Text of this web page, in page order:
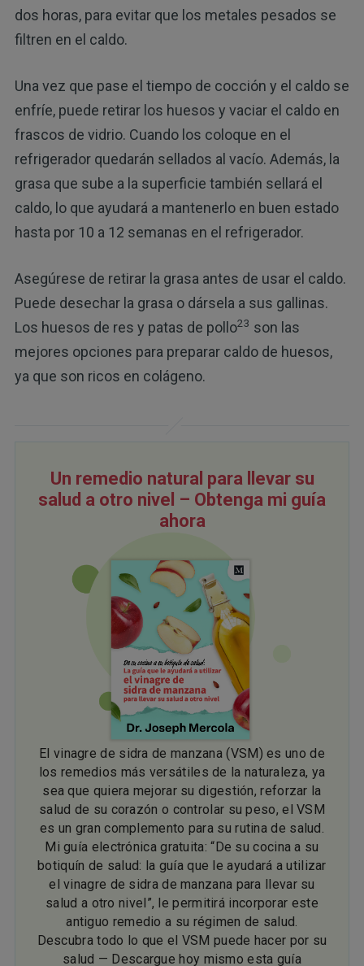
dos horas, para evitar que los metales pesados se
filtren en el caldo.
Una vez que pase el tiempo de cocción y el caldo se
enfríe, puede retirar los huesos y vaciar el caldo en
frascos de vidrio. Cuando los coloque en el
refrigerador quedarán sellados al vacío. Además, la
grasa que sube a la superficie también sellará el
caldo, lo que ayudará a mantenerlo en buen estado
hasta por 10 a 12 semanas en el refrigerador.
Asegúrese de retirar la grasa antes de usar el caldo.
Puede desechar la grasa o dársela a sus gallinas.
Los huesos de res y patas de pollo23 son las
mejores opciones para preparar caldo de huesos,
ya que son ricos en colágeno.
Un remedio natural para llevar su
salud a otro nivel – Obtenga mi guía
ahora
El vinagre de sidra de manzana (VSM) es uno de
los remedios más versátiles de la naturaleza, ya
sea que quiera mejorar su digestión, reforzar la
salud de su corazón o controlar su peso, el VSM
es un gran complemento para su rutina de salud.
Mi guía electrónica gratuita: “De su cocina a su
botiquín de salud: la guía que le ayudará a utilizar
el vinagre de sidra de manzana para llevar su
salud a otro nivel”, le permitirá incorporar este
antiguo remedio a su régimen de salud.
Descubra todo lo que el VSM puede hacer por su
salud — Descargue hoy mismo esta guía